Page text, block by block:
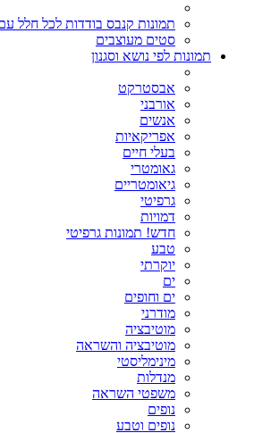
תמונות קנבס בודדות לכל חלל
סטים מעוצבים
תמונות לפי נושא וסגנון
אבסטרקט
אורבני
אנשים
אפריקאיות
בעלי חיים
גאומטרי
גיאומטריים
גרפיטי
דמויות
חדש! תמונות גרפיטי
טבע
יוקרתי
ים
ים וחופים
מודרני
מוטיבציה
מוטיבציה והשראה
מינימליסטי
מנדלות
משפטי השראה
נופים
נופים וטבע